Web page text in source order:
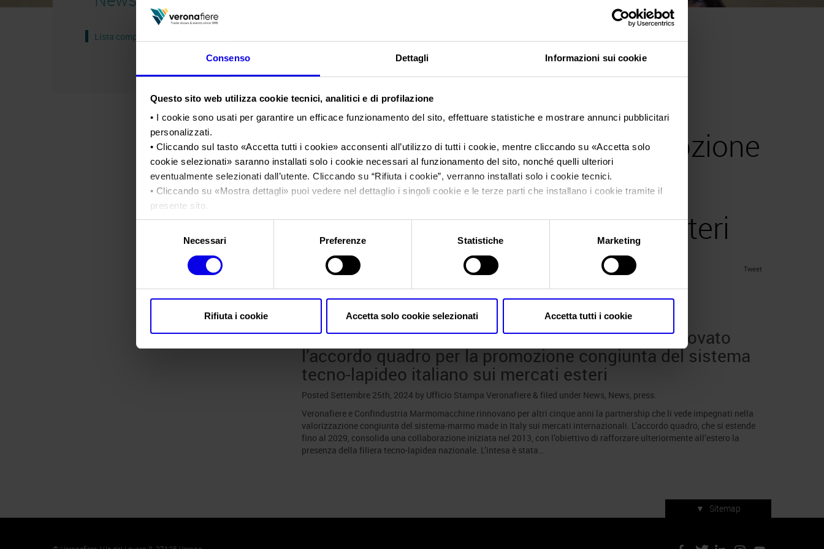
Consenso Dettagli Informazioni sui cookie
Questo sito web utilizza cookie tecnici, analitici e di profilazione
• I cookie sono usati per garantire un efficace funzionamento del sito, effettuare statistiche e mostrare annunci pubblicitari
personalizzati.
• Cliccando sul tasto «Accetta tutti i cookie» acconsenti all’utilizzo di tutti i cookie, mentre cliccando su «Accetta solo
cookie selezionati» saranno installati solo i cookie necessari al funzionamento del sito, nonché quelli ulteriori
eventualmente selezionati dall’utente. Cliccando su “Rifiuta i cookie”, verranno installati solo i cookie tecnici.
• Cliccando su «Mostra dettagli» puoi vedere nel dettaglio i singoli cookie e le terze parti che installano i cookie tramite il
presente sito.
•Clicca quiper visualizzare l'informativa sulla privacy.
Necessari Preferenze Statistiche Marketing
Rifiuta i cookie Accetta solo cookie selezionati Accetta tutti i cookie
Lista completa
Veronafiere e Confindustria
Marmomacchine, rinnovato
l’accordo quadro per la promozione
congiunta del sistema tecno-
lapideo italiano sui mercati esteri
Tweet
Posts Tagged:Confindustria Marmomacchine
Veronafiere e Confindustria Marmomacchine, rinnovato
l’accordo quadro per la promozione congiunta del sistema
tecno-lapideo italiano sui mercati esteri
Posted Settembre 25th, 2024by Ufficio Stampa Veronafiere & filed under News, News, press.
Veronafiere e Confindustria Marmomacchine rinnovano per altri cinque anni la partnership che li vede impegnati nella
valorizzazione congiunta del sistema-marmo made in Italy sui mercati internazionali. L’accordo quadro, che si estende
fino al 2029, consolida una collaborazione iniziata nel 2013, con l’obiettivo di rafforzare ulteriormente all’estero la
presenza della filiera tecno-lapidea nazionale. L’intesa è stata…
▼ Sitemap